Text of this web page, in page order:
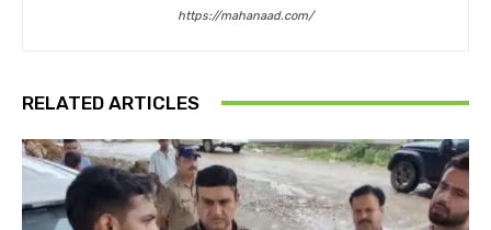
https://mahanaad.com/
RELATED ARTICLES